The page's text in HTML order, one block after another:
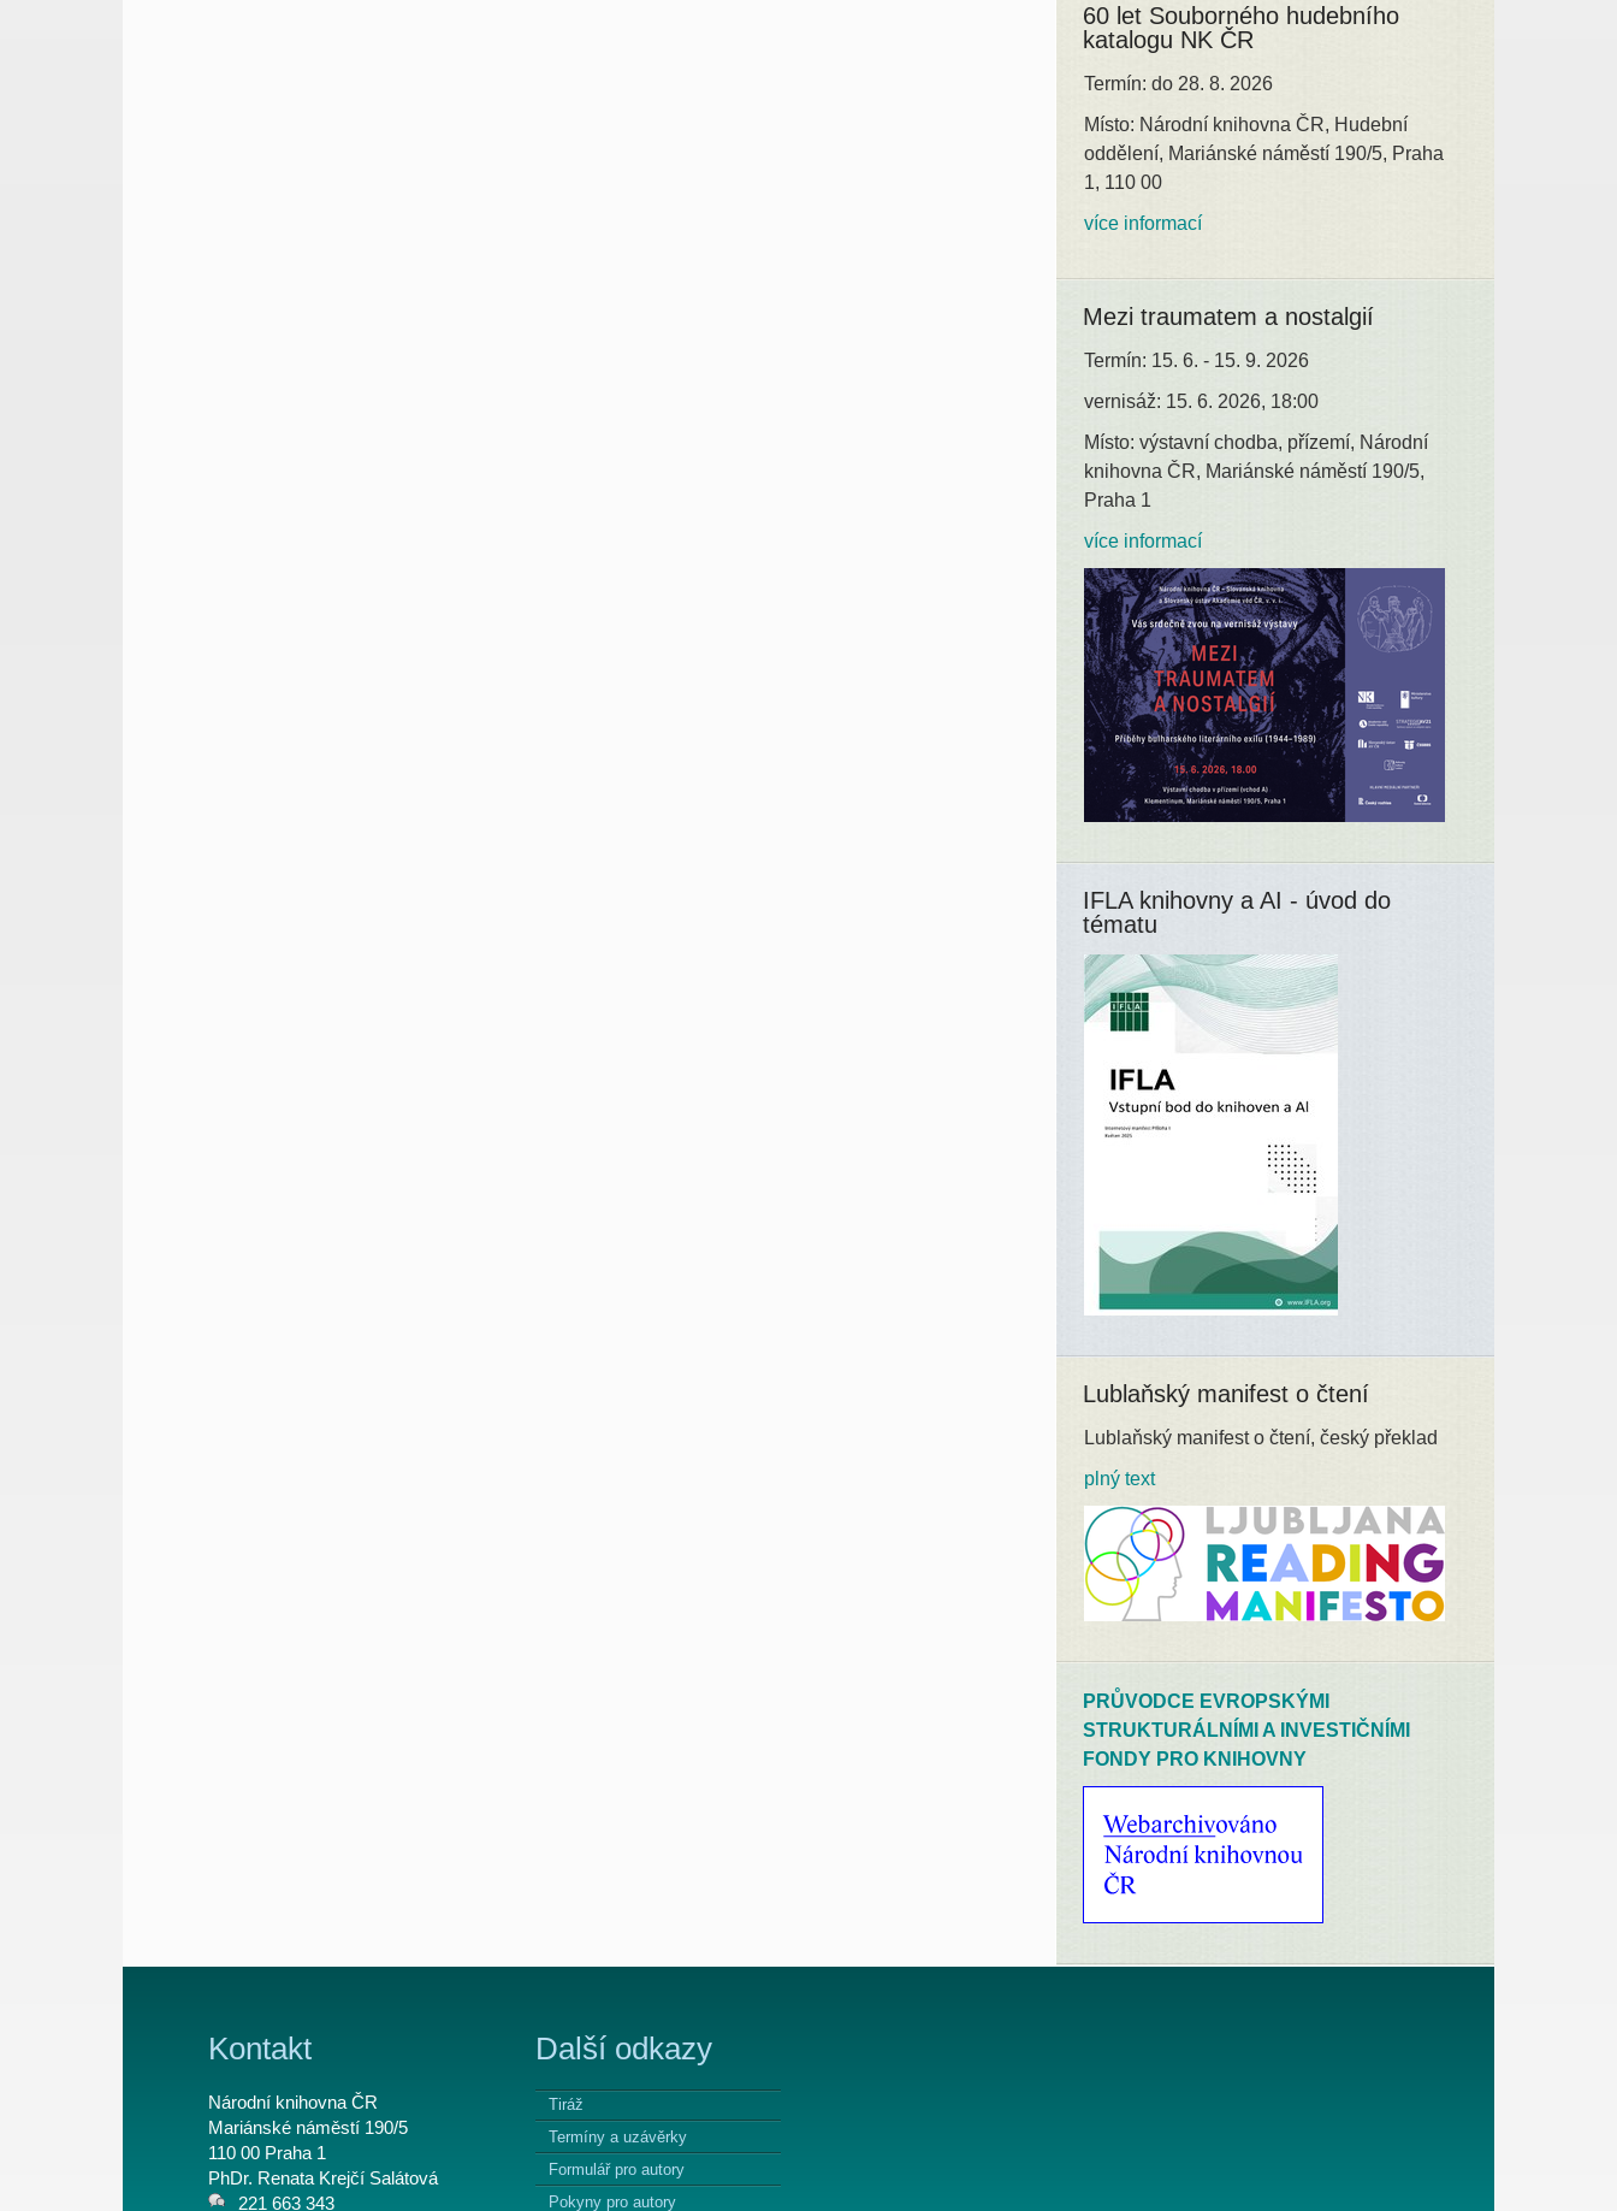
60 let Souborného hudebního
katalogu NK ČR
Termín: do 28. 8. 2026
Místo: Národní knihovna ČR, Hudební
oddělení, Mariánské náměstí 190/5, Praha
1, 110 00
více informací
Mezi traumatem a nostalgií
Termín: 15. 6. - 15. 9. 2026
vernisáž: 15. 6. 2026, 18:00
Místo: výstavní chodba, přízemí, Národní
knihovna ČR, Mariánské náměstí 190/5,
Praha 1
více informací
IFLA knihovny a AI - úvod do
tématu
Lublaňský manifest o čtení
Lublaňský manifest o čtení, český překlad
plný text
PRŮVODCE EVROPSKÝMI
STRUKTURÁLNÍMI A INVESTIČNÍMI
FONDY PRO KNIHOVNY
Kontakt
Národní knihovna ČR
Mariánské náměstí 190/5
110 00 Praha 1
PhDr. Renata Krejčí Salátová
221 663 343
Další odkazy
Tiráž
Termíny a uzávěrky
Formulář pro autory
Pokyny pro autory